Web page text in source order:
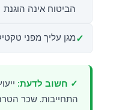
הביטוח אינה הוגנת
מגן עליך מפני
✓ חשוב לדעת:
התחייבות. שכר